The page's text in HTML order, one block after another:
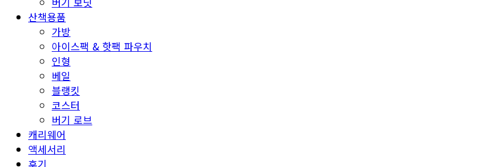
산책용품
가방
아이스팩 & 핫팩 파우치
인형
베일
블랭킷
코스터
버기 로브
캐리웨어
액세서리
후기